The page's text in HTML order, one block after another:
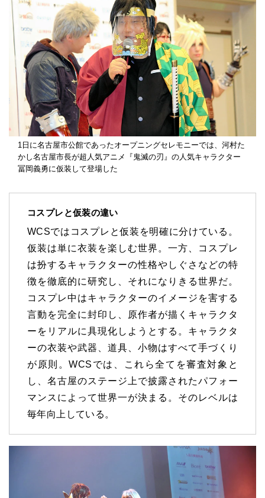
1日に名古屋市公館であったオープニングセレモニーでは、河村た
かし名古屋市長が超人気アニメ『鬼滅の刃』の人気キャラクター
冨岡義勇に仮装して登場した
コスプレと仮装の違い
WCSではコスプレと仮装を明確に分けている。
仮装は単に衣装を楽しむ世界。一方、コスプレ
は扮するキャラクターの性格やしぐさなどの特
徴を徹底的に研究し、それになりきる世界だ。
コスプレ中はキャラクターのイメージを害する
言動を完全に封印し、原作者が描くキャラクタ
ーをリアルに具現化しようとする。キャラクタ
ーの衣装や武器、道具、小物はすべて手づくり
が原則。WCSでは、これら全てを審査対象と
し、名古屋のステージ上で披露されたパフォー
マンスによって世界一が決まる。そのレベルは
毎年向上している。